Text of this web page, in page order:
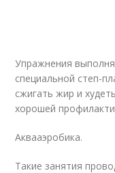
Упражнения
специальной степ-
сжигать жир и
хорошей
Аквааэробика.
Такие занятия